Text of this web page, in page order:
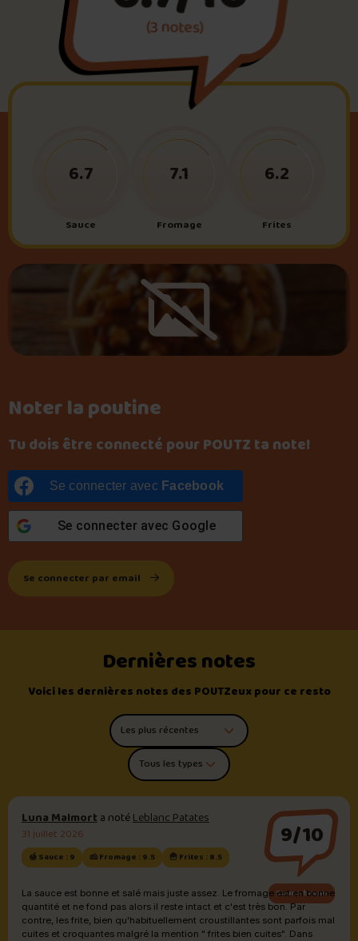
Foire aux questions
Me connecter
(3 notes)
Noter la poutine
Tu dois être connecté pour POUTZ ta note!
Se connecter avec Facebook
Se connecter avec Google
Se connecter par email
Sauce
6.7
Fromage
7.1
Frites
6.2
Dernières notes
Voici les dernières notes des POUTZeux pour ce resto
Trier les commentaires
Filtrer par type de poutine
Luna Malmorta notéLeblanc Patates
31 juillet 2026
🍯 Sauce : 9 🧀 Fromage : 9.5 🍟 Frites : 8.5
9/10
Sauce brune
La sauce est bonne et salé mais juste assez. Le fromage est en bonne
quantité et ne fond pas alors il reste intact et c'est très bon. Par
contre, les frite, bien qu'habituellement croustillantes sont parfois mal
cuites et croquantes malgré la mention " frites bien cuites". Dans